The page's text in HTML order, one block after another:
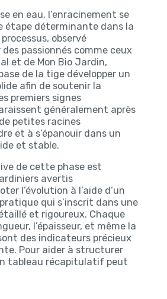
en eau, l’enracinement se
étape déterminante dans la
observé
passionnés comme ceux
et de Mon Bio Jardin,
de la tige développer un
afin de soutenir la
premiers signes
généralement après
petites racines
et à s’épanouir dans un
et stable.
de cette phase est
avertis
l’évolution à l’aide d’un
qui s’inscrit dans une
et rigoureux. Chaque
l’épaisseur, et même la
des indicateurs précieux
Pour aider à structurer
tableau récapitulatif peut